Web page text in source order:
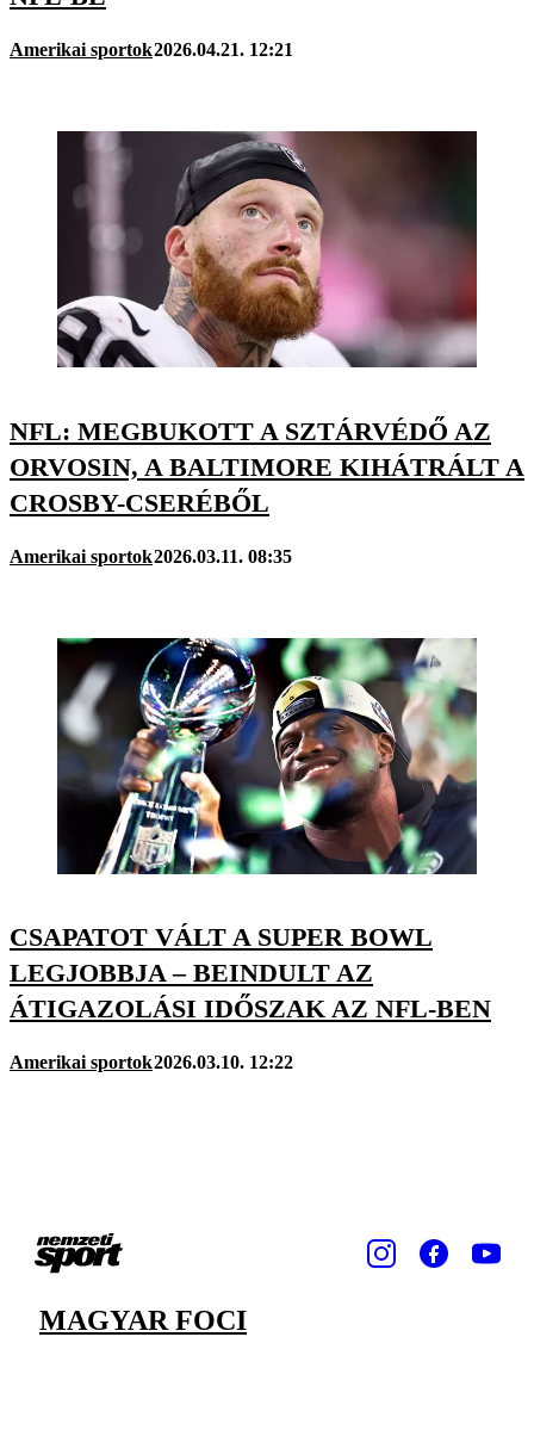
Amerikai sportok2026.04.21. 12:21
NFL: MEGBUKOTT A SZTÁRVÉDŐ AZ
ORVOSIN, A BALTIMORE KIHÁTRÁLT A
CROSBY-CSERÉBŐL
Amerikai sportok2026.03.11. 08:35
CSAPATOT VÁLT A SUPER BOWL
LEGJOBBJA – BEINDULT AZ
ÁTIGAZOLÁSI IDŐSZAK AZ NFL-BEN
Amerikai sportok2026.03.10. 12:22
MAGYAR FOCI